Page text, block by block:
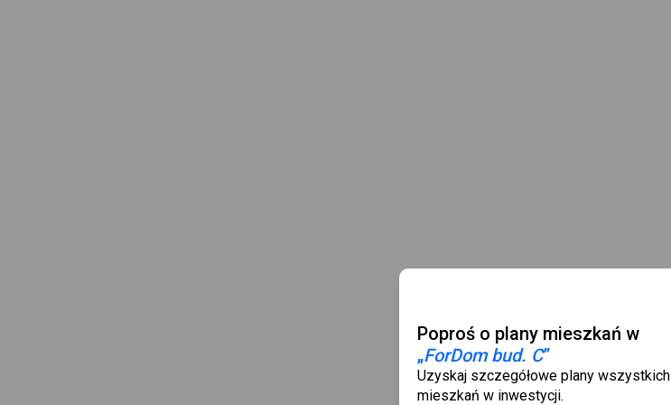
Poproś o plany mieszkań w
„ForDom bud. C”
Uzyskaj szczegółowe plany wszystkich
mieszkań w inwestycji.